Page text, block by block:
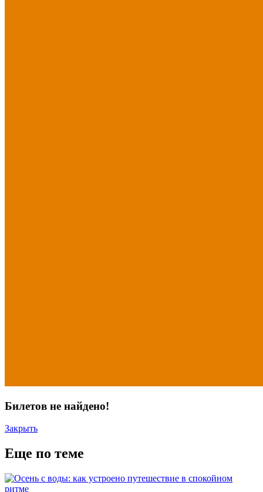
Билетов не найдено!
Закрыть
Еще по теме